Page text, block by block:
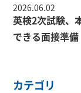
英検2次試験、
できる面接準備
2026.06.02
カテゴリ